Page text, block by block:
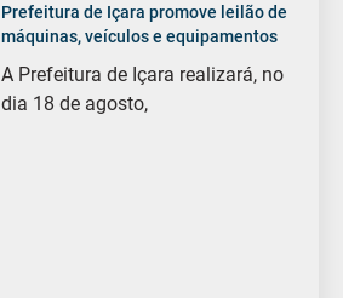
Prefeitura de Içara promove leilão de
máquinas, veículos e equipamentos
A Prefeitura de Içara realizará, no
dia 18 de agosto,